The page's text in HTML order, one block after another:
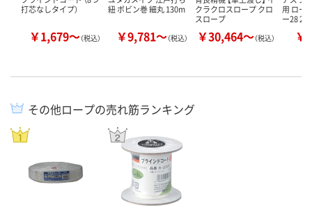
打芯なしタイプ）
￥1,679～（税込）
紐 ボビン巻 細丸 130m
￥9,781～（税込）
クラクロスロープ クロ
スロープ
￥30,464～（税込）
用 ロー
ー28 2-
￥
その他ロープの売れ筋ランキング